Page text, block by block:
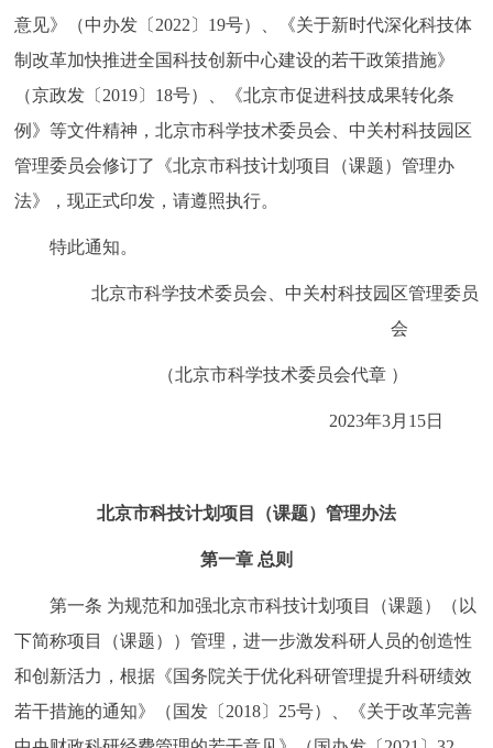
走进北京
北京概况 十六区概览 人文北京
绿色北京 图说北京 视频北京
多语种
РУССКИЙ ЯЗЫК
意见》（中办发〔2022〕19号）、《关于新时代深化科技体
制改革加快推进全国科技创新中心建设的若干政策措施》
（京政发〔2019〕18号）、《北京市促进科技成果转化条
例》等文件精神，北京市科学技术委员会、中关村科技园区
管理委员会修订了《北京市科技计划项目（课题）管理办
法》，现正式印发，请遵照执行。
特此通知。
北京市科学技术委员会、中关村科技园区管理委员
会
（北京市科学技术委员会代章 ）
2023年3月15日
北京市科技计划项目（课题）管理办法
第一章 总则
第一条 为规范和加强北京市科技计划项目（课题）（以
下简称项目（课题））管理，进一步激发科研人员的创造性
和创新活力，根据《国务院关于优化科研管理提升科研绩效
若干措施的通知》（国发〔2018〕25号）、《关于改革完善